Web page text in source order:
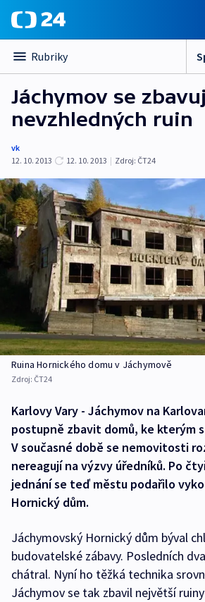
Rubriky
Jáchymov se
nevzhledných ruin
vk
12. 10. 2013
12. 10. 2013 | Zdroj: ČT24
Ruina Hornického domu v Jáchymově
Zdroj: ČT24
Karlovy Vary - Jáchymov na
postupně zbavit domů, ke kterým
V současné době se nemovitosti
nereagují na výzvy úředníků. Po
jednání se teď městu podařilo
Hornický dům.
Jáchymovský Hornický dům býval
budovatelské zábavy. Posledních
chátral. Nyní ho těžká technika
Jáchymov se tak zbavil největší